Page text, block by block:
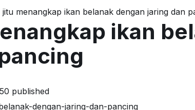
jitu menangkap ikan belanak dengan jaring dan
ikan
published